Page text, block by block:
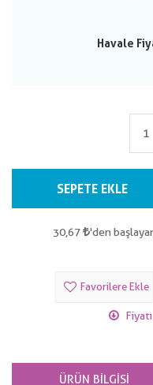
Havale
SEPETE EKLE
30,67 'den
Favorilere Ekle
ÜRÜN BILGISI